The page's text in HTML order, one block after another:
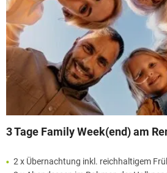
3 Tage Family Week(end) am
2 x Übernachtung inkl. reichhaltigem